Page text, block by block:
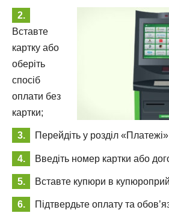
Вставте
картку або
оберіть
спосіб
оплати без
картки;
Перейдіть у розділ
Введіть номер картки або
Вставте купюри в
Підтвердьте оплату та